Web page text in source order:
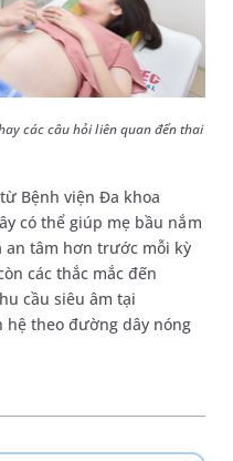
các câu hỏi liên quan đến thai
Bệnh viện Đa khoa
có thể giúp mẹ bầu nắm
tâm hơn trước mỗi kỳ
các thắc mắc đến
cầu siêu âm tại
hệ theo đường dây nóng